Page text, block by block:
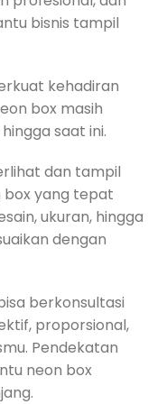
bisnis tampil
kehadiran
box masih
saat ini.
dan tampil
box yang tepat
ukuran, hingga
dengan
berkonsultasi
proporsional,
Pendekatan
neon box